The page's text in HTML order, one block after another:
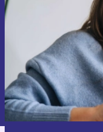
Ne
Retrouvez les
dans notrepolitique de